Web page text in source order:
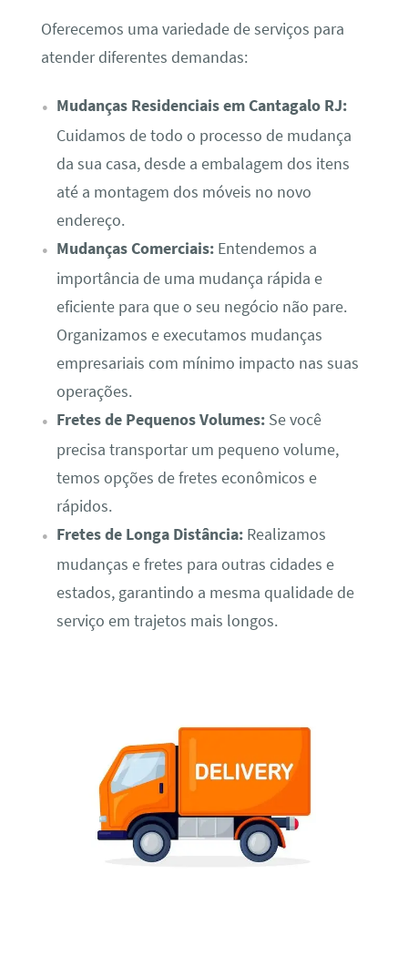
Oferecemos uma variedade de serviços para
atender diferentes demandas:
Mudanças Residenciais em Cantagalo RJ:
Cuidamos de todo o processo de mudança
da sua casa, desde a embalagem dos itens
até a montagem dos móveis no novo
endereço.
Mudanças Comerciais:Entendemos a
importância de uma mudança rápida e
eficiente para que o seu negócio não pare.
Organizamos e executamos mudanças
empresariais com mínimo impacto nas suas
operações.
Fretes de Pequenos Volumes:Se você
precisa transportar um pequeno volume,
temos opções de fretes econômicos e
rápidos.
Fretes de Longa Distância:Realizamos
mudanças e fretes para outras cidades e
estados, garantindo a mesma qualidade de
serviço em trajetos mais longos.